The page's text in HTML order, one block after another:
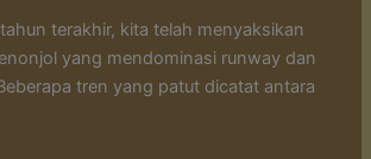
terakhir, kita telah menyaksikan
yang mendominasi runway dan
tren yang patut dicatat antara